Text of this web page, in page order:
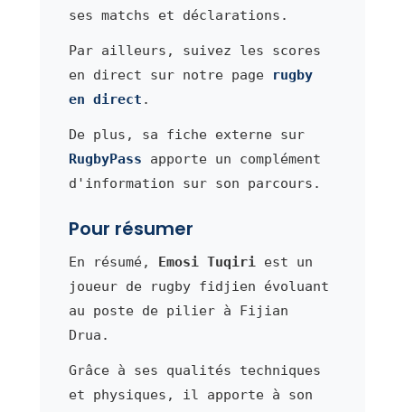
ses matchs et déclarations.
Par ailleurs, suivez les scores
en direct sur notre page
rugby
en direct .
De plus, sa fiche externe sur
RugbyPass apporte un complément
d'information sur son parcours.
Pour résumer
En résumé, Emosi Tuqiriest un
joueur de rugby fidjien évoluant
au poste de pilier à Fijian
Drua.
Grâce à ses qualités techniques
et physiques, il apporte à son